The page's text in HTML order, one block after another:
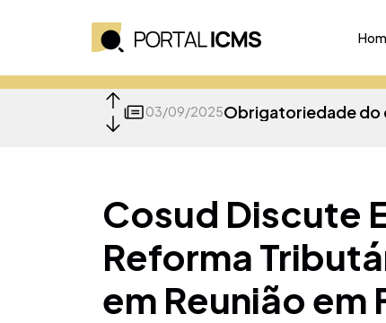
03/09/2025
14/04/2025
Cosud Discute
Reforma
em Reunião